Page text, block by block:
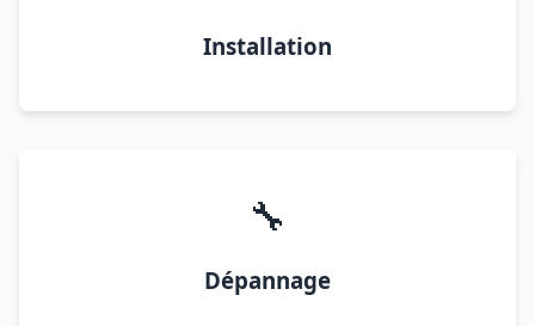
Installation
🔧
Dépannage